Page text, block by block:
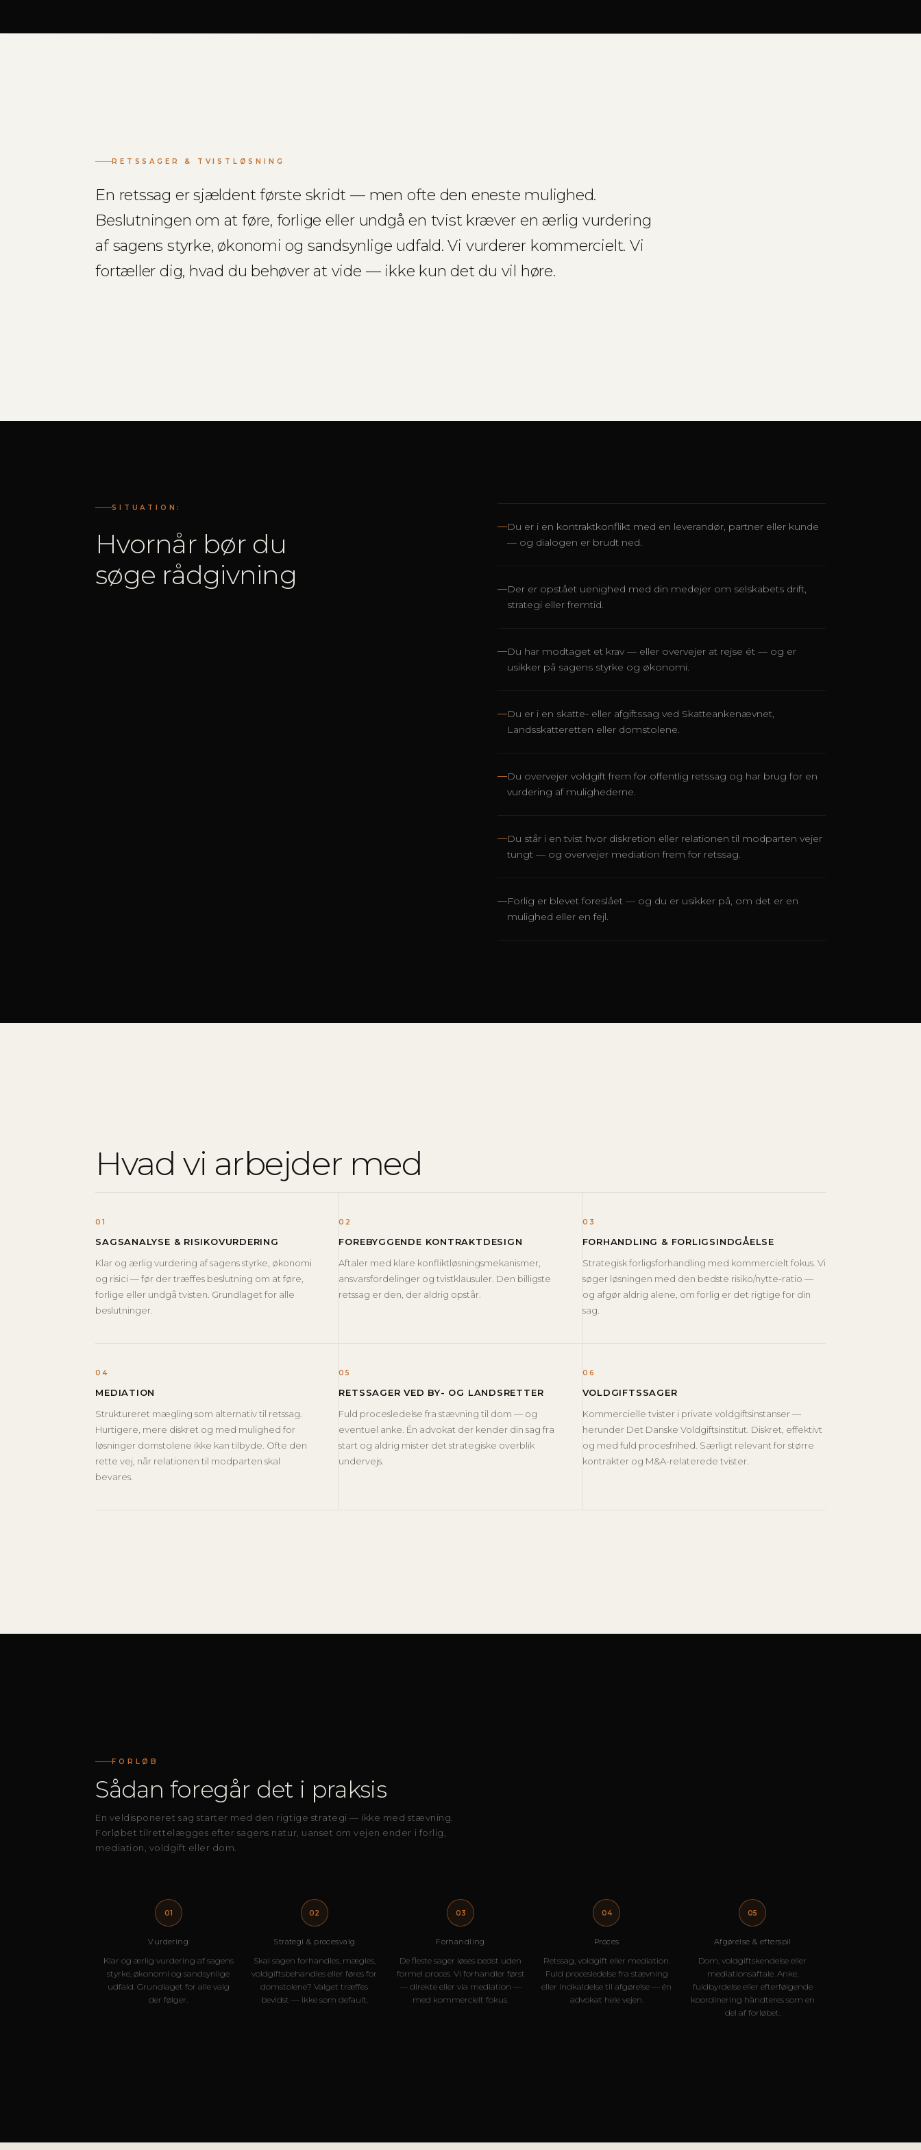
RETSSAGER & TVISTLØSNING
En retssag er sjældent første skridt — men ofte den eneste mulighed.
Beslutningen om at føre, forlige eller undgå en tvist kræver en ærlig vurdering
af sagens styrke, økonomi og sandsynlige udfald. Vi vurderer kommercielt. Vi
fortæller dig, hvad du behøver at vide — ikke kun det du vil høre.
SITUATION :
Hvornår bør du
søge rådgivning
—Du er i en kontraktkonflikt med en leverandør, partner eller kunde
— og dialogen er brudt ned.
—Der er opstået uenighed med din medejer om selskabets drift,
strategi eller fremtid.
—Du har modtaget et krav — eller overvejer at rejse ét — og er
usikker på sagens styrke og økonomi.
—Du er i en skatte- eller afgiftssag ved Skatteankenævnet,
Landsskatteretten eller domstolene.
—Du overvejer voldgift frem for offentlig retssag og har brug for en
vurdering af mulighederne.
—Du står i en tvist hvor diskretion eller relationen til modparten vejer
tungt — og overvejer mediation frem for retssag.
—Forlig er blevet foreslået — og du er usikker på, om det er en
mulighed eller en fejl.
Hvad vi arbejder med
01
SAGSANALYSE & RISIKOVURDERING
Klar og ærlig vurdering af sagens styrke, økonomi
og risici — før der træffes beslutning om at føre,
forlige eller undgå tvisten. Grundlaget for alle
beslutninger.
02
FOREBYGGENDE KONTRAKTDESIGN
Aftaler med klare konfliktløsningsmekanismer,
ansvarsfordelinger og tvistklausuler. Den billigste
retssag er den, der aldrig opstår.
03
FORHANDLING & FORLIGSINDGÅELSE
Strategisk forligsforhandling med kommercielt fokus. Vi
søger løsningen med den bedste risiko/nytte-ratio —
og afgør aldrig alene, om forlig er det rigtige for din
sag.
04
MEDIATION
Struktureret mægling som alternativ til retssag.
Hurtigere, mere diskret og med mulighed for
løsninger domstolene ikke kan tilbyde. Ofte den
rette vej, når relationen til modparten skal
bevares.
05
RETSSAGER VED BY- OG LANDSRETTER
Fuld procesledelse fra stævning til dom — og
eventuel anke. Én advokat der kender din sag fra
start og aldrig mister det strategiske overblik
undervejs.
06
VOLDGIFTSSAGER
Kommercielle tvister i private voldgiftsinstanser —
herunder Det Danske Voldgiftsinstitut. Diskret, effektivt
og med fuld procesfrihed. Særligt relevant for større
kontrakter og M&A-relaterede tvister.
FORLØB
Sådan foregår det i praksis
En veldisponeret sag starter med den rigtige strategi — ikke med stævning.
Forløbet tilrettelægges efter sagens natur, uanset om vejen ender i forlig,
mediation, voldgift eller dom.
01
Vurdering
Klar og ærlig vurdering af sagens
styrke, økonomi og sandsynlige
udfald. Grundlaget for alle valg
der følger.
02
Strategi & procesvalg
Skal sagen forhandles, mægles,
voldgiftsbehandles eller føres for
domstolene? Valget træffes
bevidst — ikke som default.
03
Forhandling
De fleste sager løses bedst uden
formel proces. Vi forhandler først
— direkte eller via mediation —
med kommercielt fokus.
04
Proces
Retssag, voldgift eller mediation.
Fuld procesledelse fra stævning
eller indkaldelse til afgørelse — én
advokat hele vejen.
05
Afgørelse & efterspil
Dom, voldgiftskendelse eller
mediationsaftale. Anke,
fuldbyrdelse eller efterfølgende
koordinering håndteres som en
del af forløbet.